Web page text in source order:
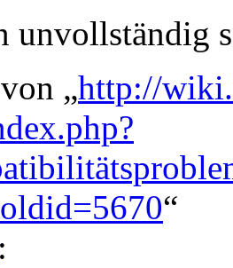
unvollständig
„http://
“
: